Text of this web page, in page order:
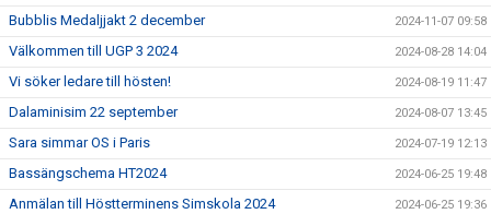
Bubblis Medaljjakt 2 december 2024-11-07 09:58
Välkommen till UGP 3 2024 2024-08-28 14:04
Vi söker ledare till hösten! 2024-08-19 11:47
Dalaminisim 22 september 2024-08-07 13:45
Sara simmar OS i Paris 2024-07-19 12:13
Bassängschema HT2024 2024-06-25 19:48
Anmälan till Höstterminens Simskola 2024 2024-06-25 19:36